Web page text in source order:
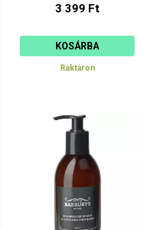
3 399 Ft
KOSÁRBA
Raktáron